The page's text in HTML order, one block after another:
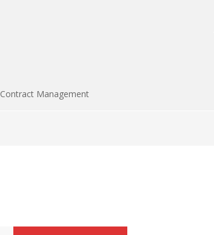
Contract Management